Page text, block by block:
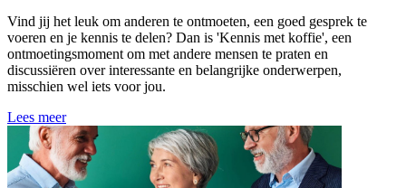
Vind jij het leuk om anderen te ontmoeten, een goed gesprek te
voeren en je kennis te delen? Dan is 'Kennis met koffie', een
ontmoetingsmoment om met andere mensen te praten en
discussiëren over interessante en belangrijke onderwerpen,
misschien wel iets voor jou.
Lees meer